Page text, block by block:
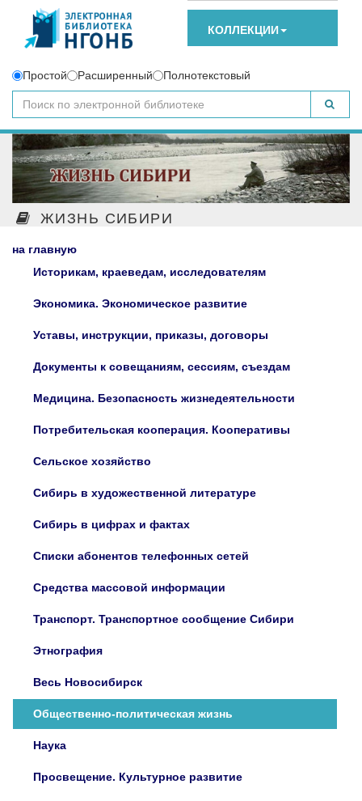
КОЛЛЕКЦИИ
Простой Расширенный Полнотекстовый
ЖИЗНЬ СИБИРИ
на главную
Историкам, краеведам, исследователям
Экономика. Экономическое развитие
Уставы, инструкции, приказы, договоры
Документы к совещаниям, сессиям, съездам
Медицина. Безопасность жизнедеятельности
Потребительская кооперация. Кооперативы
Сельское хозяйство
Сибирь в художественной литературе
Сибирь в цифрах и фактах
Списки абонентов телефонных сетей
Средства массовой информации
Транспорт. Транспортное сообщение Сибири
Этнография
Весь Новосибирск
Общественно-политическая жизнь
Наука
Просвещение. Культурное развитие